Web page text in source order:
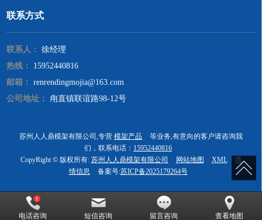
联系方式
联系人：
徐经理
热线：
15952440816
邮箱：
renrendingmojia@163.com
公司地址：
甪直镇联谊路98-12号
苏州人人鼎模架有限公司,专营 模架产品
等业务,有意向的客户请咨询我
们，联系电话： 15952440816
CopyRight © 版权所有: 苏州人人鼎模架有限公司 网站地图 XML
商
情信息
备案号:苏ICP备2025179264号
电话咨询 短信咨询 留言咨询 查看地图